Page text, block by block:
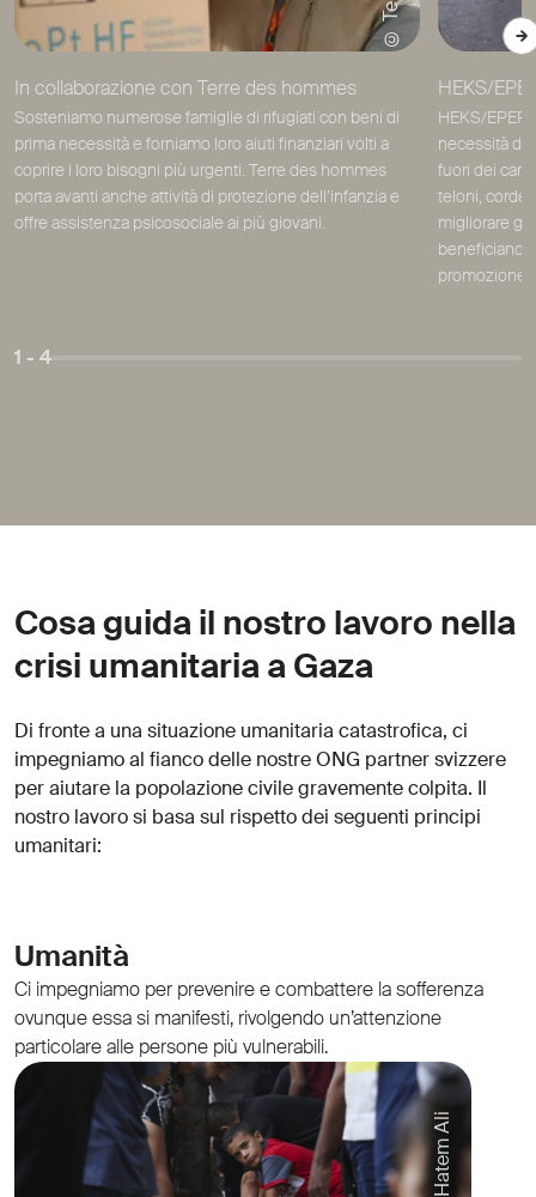
In collaborazione con Terre des hommes
Sosteniamo numerose famiglie di rifugiati con beni di
prima necessità e forniamo loro aiuti finanziari volti a
coprire i loro bisogni più urgenti. Terre des hommes
porta avanti anche attività di protezione dell’infanzia e
offre assistenza psicosociale ai più giovani.
HEKS/
HEKS/EPER
necessità di
fuori dei
teloni, corde
migliorare
beneficiano
promozione
1 - 4
Cosa guida il nostro lavoro nella
crisi umanitaria a Gaza
Di fronte a una situazione umanitaria catastrofica, ci
impegniamo al fianco delle nostre ONG partner svizzere
per aiutare la popolazione civile gravemente colpita. Il
nostro lavoro si basa sul rispetto dei seguenti principi
umanitari:
Umanità
Ci impegniamo per prevenire e combattere la sofferenza
ovunque essa si manifesti, rivolgendo un’attenzione
particolare alle persone più vulnerabili.